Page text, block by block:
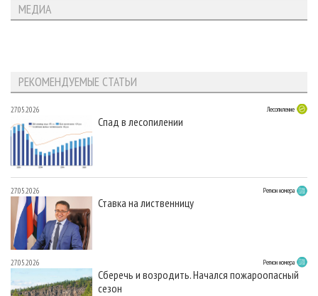
МЕДИА
РЕКОМЕНДУЕМЫЕ СТАТЬИ
27.05.2026 Лесопиление
Спад в лесопилении
27.05.2026 Регион номера
Ставка на лиственницу
27.05.2026 Регион номера
Сберечь и возродить. Начался пожароопасный
сезон